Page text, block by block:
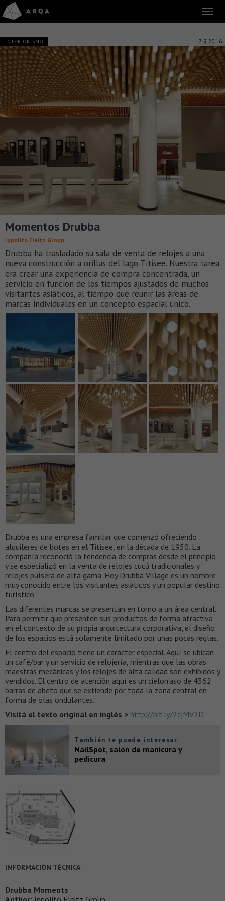
INTERIORISMO 7.9.2016
Momentos Drubba
Ippolito Fleitz Group
Drubba ha trasladado su sala de venta de relojes a una
nueva construcción a orillas del lago Titisee. Nuestra tarea
era crear una experiencia de compra concentrada, un
servicio en función de los tiempos ajustados de muchos
visitantes asiáticos, al tiempo que reunir las áreas de
marcas individuales en un concepto espacial único.
Drubba es una empresa familiar que comenzó ofreciendo
alquileres de botes en el Titisee, en la década de 1950. La
compañía reconoció la tendencia de compras desde el principio
y se especializó en la venta de relojes cucú tradicionales y
relojes pulsera de alta gama. Hoy Drubba Village es un nombre
muy conocido entre los visitantes asiáticos y un popular destino
turístico.
Las diferentes marcas se presentan en torno a un área central.
Para permitir que presenten sus productos de forma atractiva
en el contexto de su propia arquitectura corporativa, el diseño
de los espacios está solamente limitado por unas pocas reglas.
El centro del espacio tiene un carácter especial. Aquí se ubican
un café/bar y un servicio de relojería, mientras que las obras
maestras mecánicas y los relojes de alta calidad son exhibidos y
vendidos. El centro de atención aquí es un cielorraso de 4362
barras de abeto que se extiende por toda la zona central en
forma de olas ondulantes.
Visitá el texto original en inglés > http://bit.ly/2cjMV2D
También te puede interesar
NailSpot, salón de manicura y
pedicura
INFORMACIÓN TÉCNICA
Drubba Moments